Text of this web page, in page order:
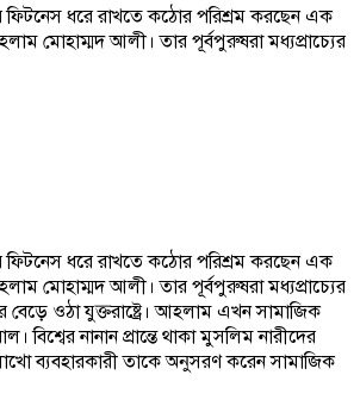
ফিটনেস ধরে রাখতে কঠোর পরিশ্রম করছেন এক
মোহাম্মদ আলী। তার পূর্বপুরুষরা মধ্যপ্রাচ্যের
ফিটনেস ধরে রাখতে কঠোর পরিশ্রম করছেন এক
মোহাম্মদ আলী। তার পূর্বপুরুষরা মধ্যপ্রাচ্যের
বেড়ে ওঠা যুক্তরাষ্ট্রে। আহলাম এখন সামাজিক
বিশ্বের নানান প্রান্তে থাকা মুসলিম নারীদের
ব্যবহারকারী তাকে অনুসরণ করেন সামাজিক